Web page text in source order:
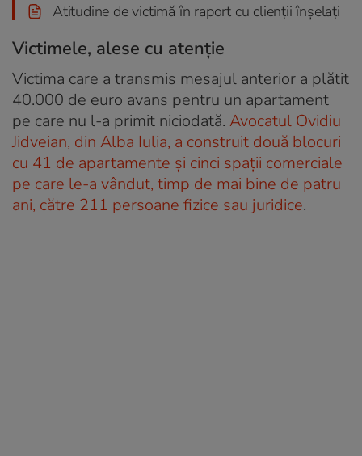
Atitudine de victimă în raport cu clienții înșelați
Victimele, alese cu atenție
Victima care a transmis mesajul anterior a plătit
40.000 de euro avans pentru un apartament
pe care nu l-a primit niciodată. Avocatul Ovidiu
Jidveian, din Alba Iulia, a construit două blocuri
cu 41 de apartamente și cinci spații comerciale
pe care le-a vândut, timp de mai bine de patru
ani, către 211 persoane fizice sau juridice.